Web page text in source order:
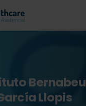
Bernabeu
Llopis